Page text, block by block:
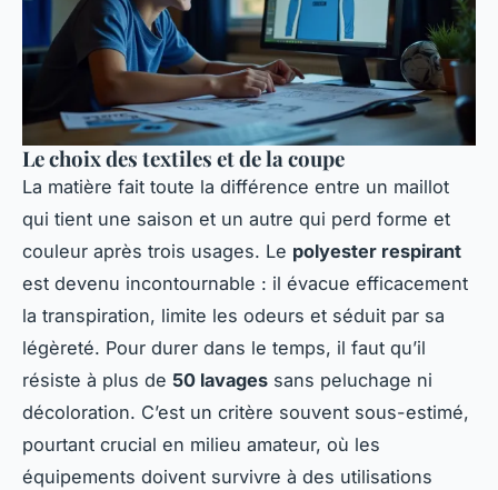
Le choix des textiles et de la coupe
La matière fait toute la différence entre un maillot
qui tient une saison et un autre qui perd forme et
couleur après trois usages. Le polyester respirant
est devenu incontournable : il évacue efficacement
la transpiration, limite les odeurs et séduit par sa
légèreté. Pour durer dans le temps, il faut qu’il
résiste à plus de 50 lavages sans peluchage ni
décoloration. C’est un critère souvent sous-estimé,
pourtant crucial en milieu amateur, où les
équipements doivent survivre à des utilisations